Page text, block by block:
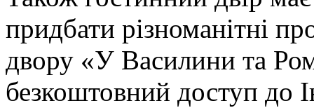
придбати різноманітні
двору «У Василини та
безкоштовний доступ до